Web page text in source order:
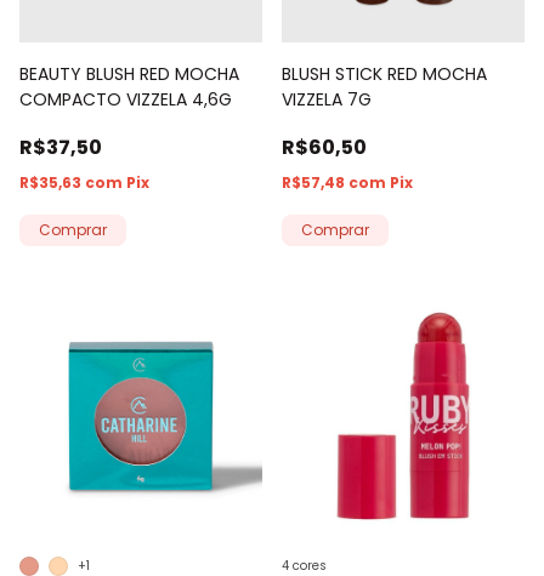
BEAUTY BLUSH RED MOCHA
COMPACTO VIZZELA 4,6G
R$37,50
R$35,63 com Pix
BLUSH STICK RED MOCHA
VIZZELA 7G
R$60,50
R$57,48 com Pix
+1 4 cores